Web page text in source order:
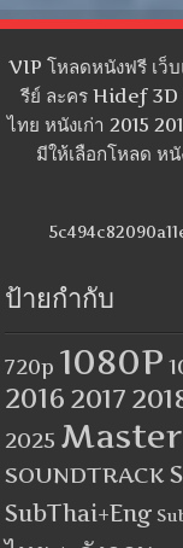
VIP โหลดหนังฟรี เว็
รีย์ ละคร Hidef 3D
ไทย หนังเก่า 2015
มีให้เลือกโหลด
ป้ายกำกับ
720p 1080P
2016 2017
2025 Master
SOUNDTRACK
SubThai+Eng